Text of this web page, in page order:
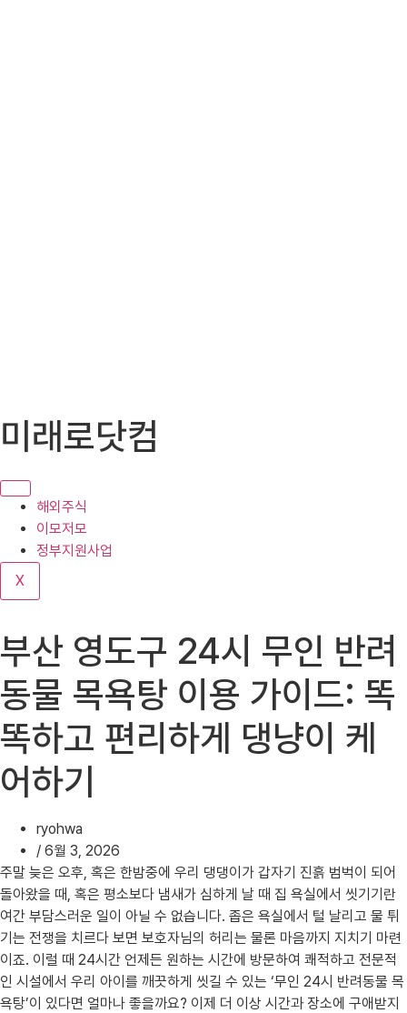
텐
로
기
미래로닷컴
해외주식
이모저모
정부지원사업
X
부산 영도구 24시 무인 반려
동물 목욕탕 이용 가이드: 똑
똑하고 편리하게 댕냥이 케
어하기
ryohwa
/ 6월 3, 2026
주말 늦은 오후, 혹은 한밤중에 우리 댕댕이가 갑자기 진흙 범벅이 되어
돌아왔을 때, 혹은 평소보다 냄새가 심하게 날 때 집 욕실에서 씻기기란
여간 부담스러운 일이 아닐 수 없습니다. 좁은 욕실에서 털 날리고 물 튀
기는 전쟁을 치르다 보면 보호자님의 허리는 물론 마음까지 지치기 마련
이죠. 이럴 때 24시간 언제든 원하는 시간에 방문하여 쾌적하고 전문적
인 시설에서 우리 아이를 깨끗하게 씻길 수 있는 ‘무인 24시 반려동물 목
욕탕’이 있다면 얼마나 좋을까요? 이제 더 이상 시간과 장소에 구애받지